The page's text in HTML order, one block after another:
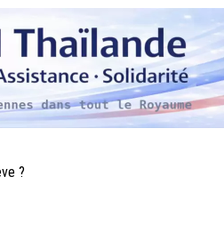
Thaïlande
?